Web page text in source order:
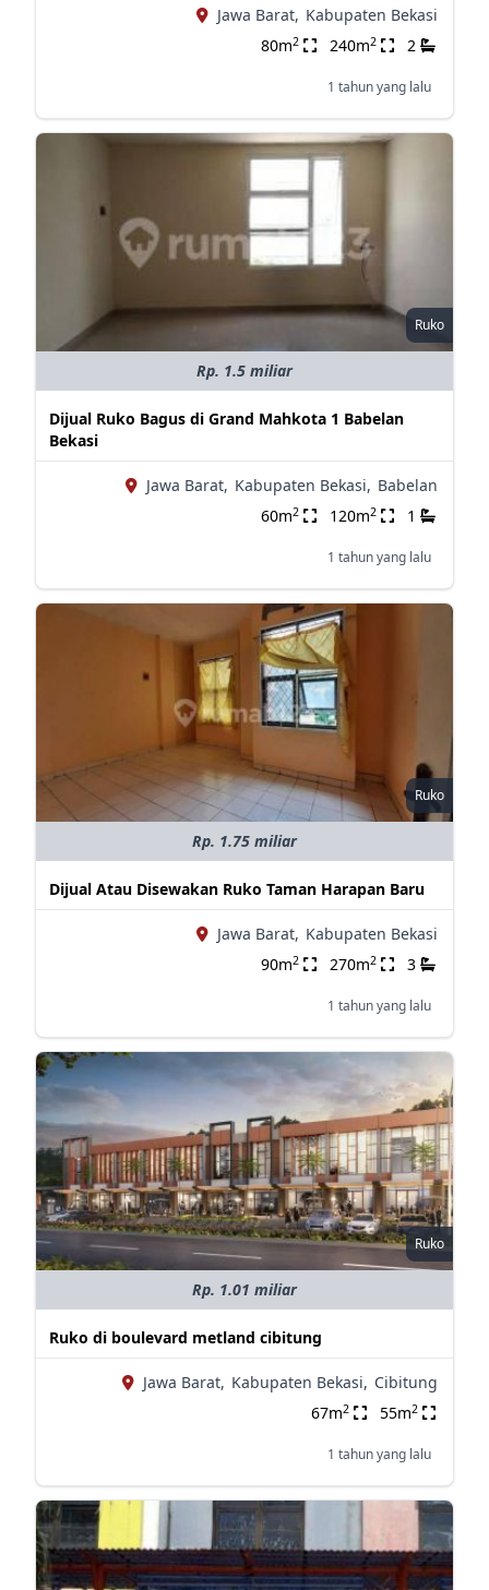
Jawa Barat, Kabupaten Bekasi
80m2 240m2 2
1 tahun yang lalu
Ruko
Rp. 1.5 miliar
Dijual Ruko Bagus di Grand Mahkota 1 Babelan
Bekasi
Jawa Barat, Kabupaten Bekasi, Babelan
60m2 120m2 1
1 tahun yang lalu
Ruko
Rp. 1.75 miliar
Dijual Atau Disewakan Ruko Taman Harapan Baru
Jawa Barat, Kabupaten Bekasi
90m2 270m2 3
1 tahun yang lalu
Ruko
Rp. 1.01 miliar
Ruko di boulevard metland cibitung
Jawa Barat, Kabupaten Bekasi, Cibitung
67m2 55m2
1 tahun yang lalu